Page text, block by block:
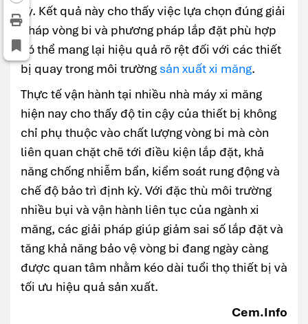
kỳ. Kết quả này cho thấy việc lựa chọn đúng giải
pháp vòng bi và phương pháp lắp đặt phù hợp
có thể mang lại hiệu quả rõ rệt đối với các thiết
bị quay trong môi trường sản xuất xi măng.
Thực tế vận hành tại nhiều nhà máy xi măng
hiện nay cho thấy độ tin cậy của thiết bị không
chỉ phụ thuộc vào chất lượng vòng bi mà còn
liên quan chặt chẽ tới điều kiện lắp đặt, khả
năng chống nhiễm bẩn, kiểm soát rung động và
chế độ bảo trì định kỳ. Với đặc thù môi trường
nhiều bụi và vận hành liên tục của ngành xi
măng, các giải pháp giúp giảm sai số lắp đặt và
tăng khả năng bảo vệ vòng bi đang ngày càng
được quan tâm nhằm kéo dài tuổi thọ thiết bị và
tối ưu hiệu quả sản xuất.
Cem.Info